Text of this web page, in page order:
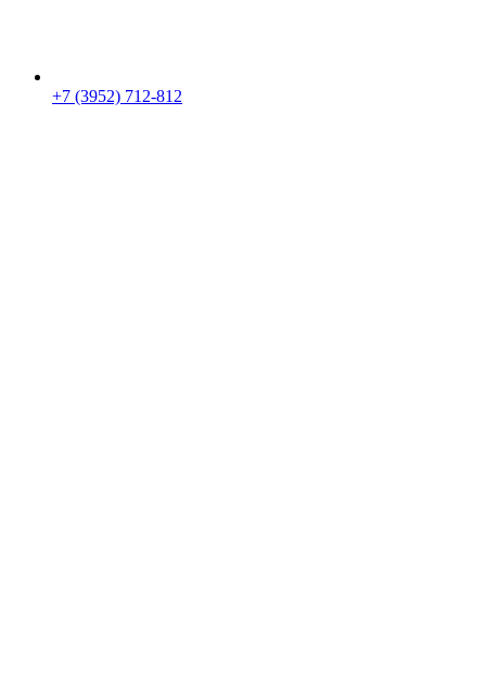
+7 (3952) 712-812